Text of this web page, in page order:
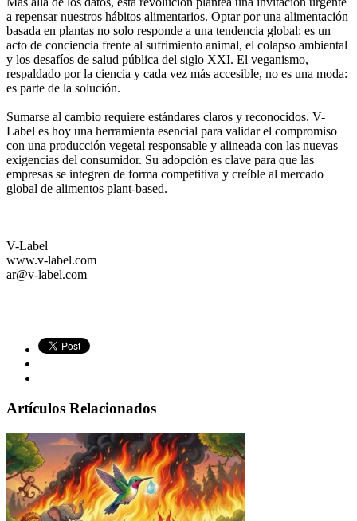
a repensar nuestros hábitos alimentarios. Optar por una alimentación
basada en plantas no solo responde a una tendencia global: es un
acto de conciencia frente al sufrimiento animal, el colapso ambiental
y los desafíos de salud pública del siglo XXI. El veganismo,
respaldado por la ciencia y cada vez más accesible, no es una moda:
es parte de la solución.
Sumarse al cambio requiere estándares claros y reconocidos. V-
Label es hoy una herramienta esencial para validar el compromiso
con una producción vegetal responsable y alineada con las nuevas
exigencias del consumidor. Su adopción es clave para que las
empresas se integren de forma competitiva y creíble al mercado
global de alimentos plant-based.
V-Label
www.v-label.com
ar@v-label.com
Artículos Relacionados